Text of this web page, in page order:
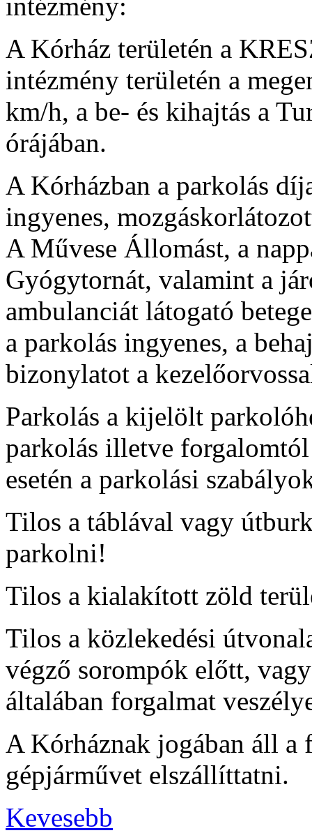
A Kórház területén a
intézmény területén a
km/h, a be- és kihajtás a
órájában.
A Kórházban a parkolás
ingyenes,
A Művese Állomást, a
Gyógytornát, valamint a
ambulanciát látogató
a parkolás ingyenes, a
bizonylatot a
Parkolás a kijelölt
parkolás illetve
esetén a parkolási
Tilos a táblával vagy
parkolni!
Tilos a kialakított zöld
Tilos a közlekedési
végző sorompók előtt,
általában forgalmat
A Kórháznak jogában áll a
gépjárművet elszállíttatni.
Kevesebb